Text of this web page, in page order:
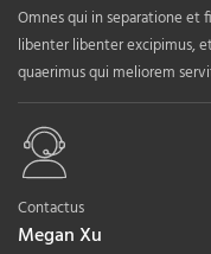
Omnes qui in separatione et
libenter libenter excipimus,
quaerimus qui meliorem
Contactus
Megan Xu